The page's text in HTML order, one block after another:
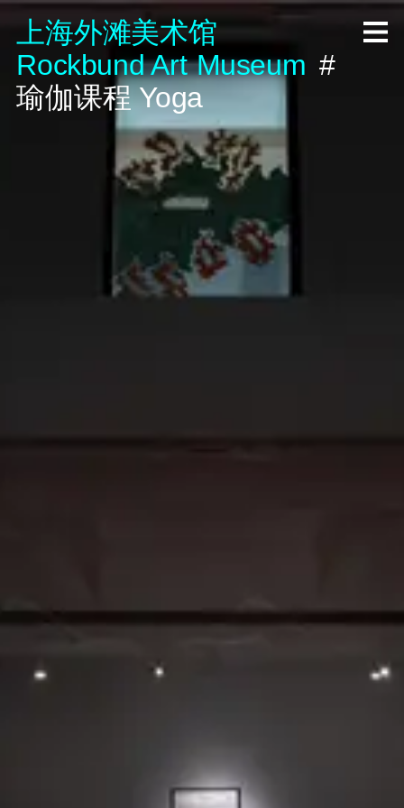
上海外滩美术馆
Rockbund Art Museum #
瑜伽课程 Yoga